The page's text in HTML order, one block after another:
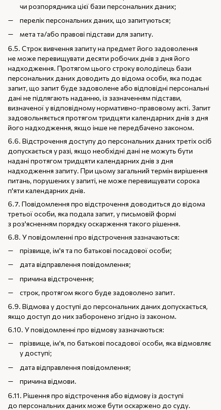
чи розпорядника цієї бази персональних даних;
перелік персональних даних, що запитуються;
мета та/або правові підстави для запиту.
6.5. Строк вивчення запиту на предмет його задоволення
не може перевищувати десяти робочих днів з дня його
надходження. Протягом цього строку володілець бази
персональних даних доводить до відома особи, яка подає
запит, що запит буде задоволене або відповідні персональні
дані не підлягають наданню, із зазначенням підстави,
визначеної у відповідному нормативно-правовому акті. Запит
задовольняється протягом тридцяти календарних днів з дня
його надходження, якщо інше не передбачено законом.
6.6. Відстрочення доступу до персональних даних третіх осіб
допускається у разі, якщо необхідні дані не можуть бути
надані протягом тридцяти календарних днів з дня
надходження запиту. При цьому загальний термін вирішення
питань, порушених у запиті, не може перевищувати сорока
п'яти календарних днів.
6.7. Повідомлення про відстрочення доводиться до відома
третьої особи, яка подала запит, у письмовій формі
з роз'ясненням порядку оскарження такого рішення.
6.8. У повідомленні про відстрочення зазначаються:
прізвище, ім'я та по батькові посадової особи;
дата відправлення повідомлення;
причина відстрочення;
строк, протягом якого буде задоволено запит.
6.9. Відмова у доступі до персональних даних допускається,
якщо доступ до них заборонено згідно із законом.
6.10. У повідомленні про відмову зазначаються:
прізвище, ім'я, по батькові посадової особи, яка відмовляє
у доступі;
дата відправлення повідомлення;
причина відмови.
6.11. Рішення про відстрочення або відмову із доступі
до персональних даних може бути оскаржено до суду.